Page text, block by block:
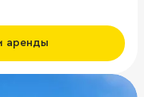
аренды